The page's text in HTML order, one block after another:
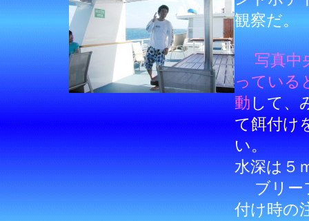
観察だ。
写真中
っている
動して、
て餌付け
い。
水深は５
ブリー
付け時の